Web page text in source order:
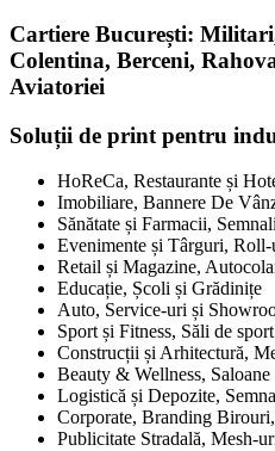
Cartiere București:
Colentina, Berceni,
Aviatoriei
Soluții de print pentru
HoReCa, Restaurante și
Imobiliare, Bannere De
Sănătate și Farmacii,
Evenimente și Târguri,
Retail și Magazine,
Educație, Școli și Grădinițe
Auto, Service-uri și
Sport și Fitness, Săli de sport
Construcții și Arhitectură,
Beauty & Wellness,
Logistică și Depozite,
Corporate, Branding
Publicitate Stradală, Mesh-